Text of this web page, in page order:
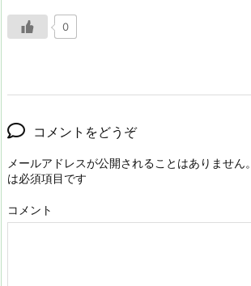
0
コメントをどうぞ
メールアドレスが公開されることはありません。
は必須項目です
コメント